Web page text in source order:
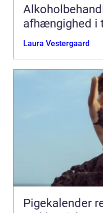
Alkoholbehandling
afhængighed i
Laura Vestergaard
Pigekalender reklame, blikfang